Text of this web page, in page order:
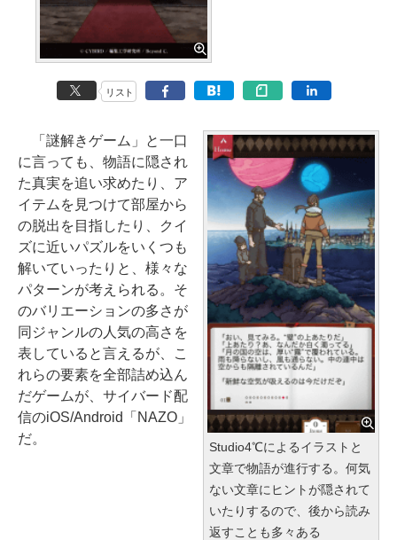
リスト
Studio4℃によるイラストと
文章で物語が進行する。何気
ない文章にヒントが隠されて
いたりするので、後から読み
返すことも多々ある
「謎解きゲーム」と一口
に言っても、物語に隠され
た真実を追い求めたり、ア
イテムを見つけて部屋から
の脱出を目指したり、クイ
ズに近いパズルをいくつも
解いていったりと、様々な
パターンが考えられる。そ
のバリエーションの多さが
同ジャンルの人気の高さを
表していると言えるが、こ
れらの要素を全部詰め込ん
だゲームが、サイバード配
信のiOS/Android「NAZO」
だ。